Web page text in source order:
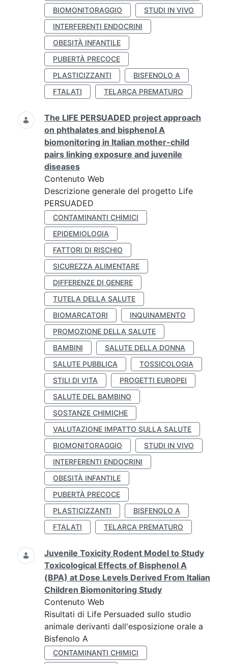
BIOMONITORAGGIO
STUDI IN VIVO
INTERFERENTI ENDOCRINI
OBESITÀ INFANTILE
PUBERTÀ PRECOCE
PLASTICIZZANTI
BISFENOLO A
FTALATI
TELARCA PREMATURO
The LIFE PERSUADED project approach
on phthalates and bisphenol A
biomonitoring in Italian mother-child
pairs linking exposure and juvenile
diseases
Contenuto Web
Descrizione generale del progetto Life
PERSUADED
CONTAMINANTI CHIMICI
EPIDEMIOLOGIA
FATTORI DI RISCHIO
SICUREZZA ALIMENTARE
DIFFERENZE DI GENERE
TUTELA DELLA SALUTE
BIOMARCATORI
INQUINAMENTO
PROMOZIONE DELLA SALUTE
BAMBINI
SALUTE DELLA DONNA
SALUTE PUBBLICA
TOSSICOLOGIA
STILI DI VITA
PROGETTI EUROPEI
SALUTE DEL BAMBINO
SOSTANZE CHIMICHE
VALUTAZIONE IMPATTO SULLA SALUTE
BIOMONITORAGGIO
STUDI IN VIVO
INTERFERENTI ENDOCRINI
OBESITÀ INFANTILE
PUBERTÀ PRECOCE
PLASTICIZZANTI
BISFENOLO A
FTALATI
TELARCA PREMATURO
Juvenile Toxicity Rodent Model to Study
Toxicological Effects of Bisphenol A
(BPA) at Dose Levels Derived From Italian
Children Biomonitoring Study
Contenuto Web
Risultati di Life Persuaded sullo studio
animale derivanti dall'esposizione orale a
Bisfenolo A
CONTAMINANTI CHIMICI